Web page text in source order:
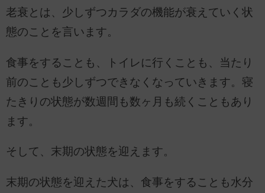
老衰とは、少しずつカラダの機能が衰えていく状
態のことを言います。
食事をすることも、トイレに行くことも、当たり
前のことも少しずつできなくなっていきます。寝
たきりの状態が数週間も数ヶ月も続くこともあり
ます。
そして、末期の状態を迎えます。
末期の状態を迎えた犬は、食事をすることも水分